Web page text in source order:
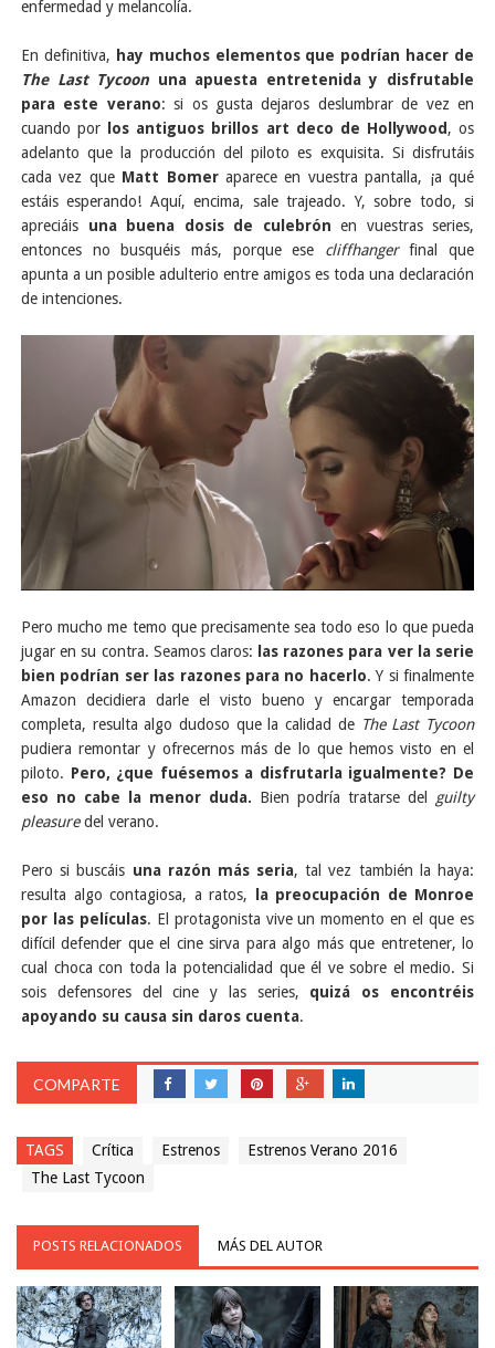
enfermedad y melancolía.
En definitiva, hay muchos elementos que podrían hacer de
The Last Tycoon una apuesta entretenida y disfrutable
para este verano: si os gusta dejaros deslumbrar de vez en
cuando por
los antiguos brillos art deco de Hollywood, os
adelanto que la producción del piloto es exquisita. Si disfrutáis
cada vez que Matt Bomeraparece en vuestra pantalla, ¡a qué
estáis esperando! Aquí, encima, sale trajeado. Y, sobre todo, si
apreciáis una buena dosis de culebrón en vuestras series,
entonces no busquéis más, porque ese cliffhangerfinal que
apunta a un posible adulterio entre amigos es toda una declaración
de intenciones.
Pero mucho me temo que precisamente sea todo eso lo que pueda
jugar en su contra. Seamos claros: las razones para ver la serie
bien podrían ser las razones para no hacerlo. Y si finalmente
Amazon decidiera darle el visto bueno y encargar temporada
completa, resulta algo dudoso que la calidad de The Last Tycoon
pudiera remontar y ofrecernos más de lo que hemos visto en el
piloto. Pero, ¿que fuésemos a disfrutarla igualmente? De
eso no cabe la menor duda. Bien podría tratarse del guilty
pleasuredel verano.
Pero si buscáis una razón más seria, tal vez también la haya:
resulta algo contagiosa, a ratos,
la preocupación de Monroe
por las películas. El protagonista vive un momento en el que es
difícil defender que el cine sirva para algo más que entretener, lo
cual choca con toda la potencialidad que él ve sobre el medio. Si
sois defensores del cine y las series, quizá os encontréis
apoyando su causa sin daros cuenta.
COMPARTE
TAGS Crítica Estrenos
Estrenos Verano 2016
The Last Tycoon
POSTS RELACIONADOS MÁS DEL AUTOR